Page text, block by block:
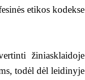
etikos kodekse
žiniasklaidoje
todėl dėl leidinyje